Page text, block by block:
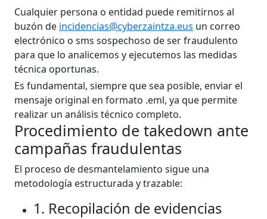
Cualquier persona o entidad puede remitirnos al
buzón de incidencias@cyberzaintza.eus un correo
electrónico o sms sospechoso de ser fraudulento
para que lo analicemos y ejecutemos las medidas
técnica oportunas.
Es fundamental, siempre que sea posible, enviar el
mensaje original en formato .eml, ya que permite
realizar un análisis técnico completo.
Procedimiento de takedown ante
campañas fraudulentas
El proceso de desmantelamiento sigue una
metodología estructurada y trazable:
1. Recopilación de evidencias